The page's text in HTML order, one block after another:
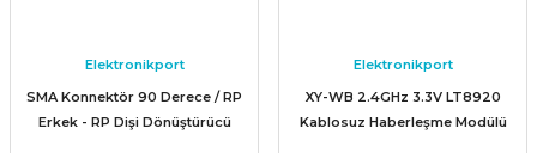
Elektronikport
SMA Konnektör 90 Derece / RP
Erkek - RP Dişi Dönüştürücü
Elektronikport
XY-WB 2.4GHz 3.3V LT8920
Kablosuz Haberleşme Modülü